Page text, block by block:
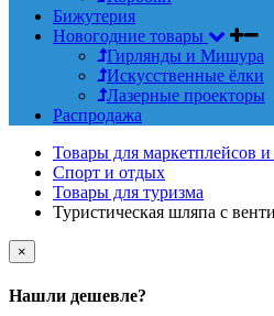
Бижутерия
Новогодние товары
Гирлянды и Мишура
Искусственные ёлки
Лазерные проекторы
Распродажа
Товары для маркетплейсов
Спорт и отдых
Товары для туризма
Туристическая шляпа с
×
Нашли дешевле?